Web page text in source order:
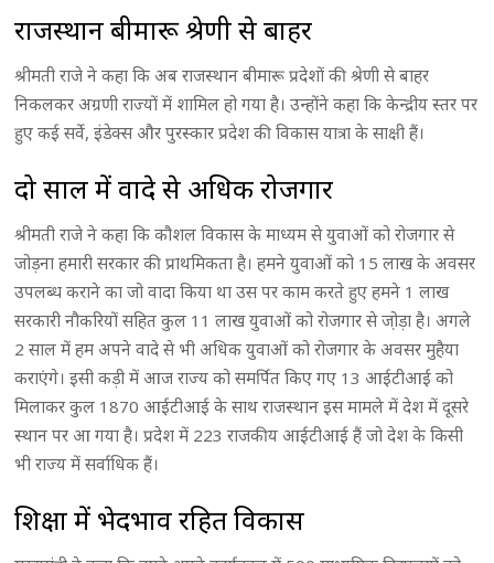
राजस्थान बीमारू श्रेणी से बाहर
श्रीमती राजे ने कहा कि अब राजस्थान बीमारू प्रदेशों की श्रेणी से बाहर
निकलकर अग्रणी राज्यों में शामिल हो गया है। उन्होंने कहा कि केन्द्रीय स्तर पर
हुए कई सर्वे, इंडेक्स और पुरस्कार प्रदेश की विकास यात्रा के साक्षी हैं।
दो साल में वादे से अधिक रोजगार
श्रीमती राजे ने कहा कि कौशल विकास के माध्यम से युवाओं को रोजगार से
जोड़ना हमारी सरकार की प्राथमिकता है। हमने युवाओं को 15 लाख के अवसर
उपलब्ध कराने का जो वादा किया था उस पर काम करते हुए हमने 1 लाख
सरकारी नौकरियों सहित कुल 11 लाख युवाओं को रोजगार से जो़ड़ा है। अगले
2 साल में हम अपने वादे से भी अधिक युवाओं को रोजगार के अवसर मुहैया
कराएंगे। इसी कड़ी में आज राज्य को समर्पित किए गए 13 आईटीआई को
मिलाकर कुल 1870 आईटीआई के साथ राजस्थान इस मामले में देश में दूसरे
स्थान पर आ गया है। प्रदेश में 223 राजकीय आईटीआई हैं जो देश के किसी
भी राज्य में सर्वाधिक हैं।
शिक्षा में भेदभाव रहित विकास